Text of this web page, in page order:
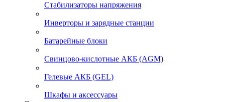
Стабилизаторы напряжения
Инверторы и зарядные станции
Батарейные блоки
Свинцово-кислотные АКБ (AGM)
Гелевые АКБ (GEL)
Шкафы и аксессуары